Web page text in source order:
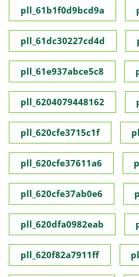
pll_61b1f0d9bcd9a
pll_61dc30227cd4d
pll_61e937abce5c8
pll_6204079448162
pll_620cfe3715c1f
pll_620cfe37611a6
pll_620cfe37ab0e6
pll_620dfa0982eab
pll_620f82a7911ff